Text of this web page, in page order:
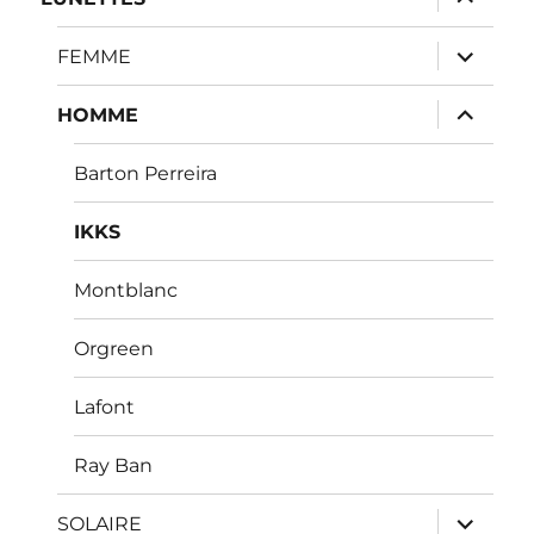
le
sous-
menu
FEMME
ouvrir
le
sous-
menu
HOMME
ouvrir
le
sous-
Barton Perreira
IKKS
Montblanc
Orgreen
Lafont
Ray Ban
SOLAIRE
ouvrir